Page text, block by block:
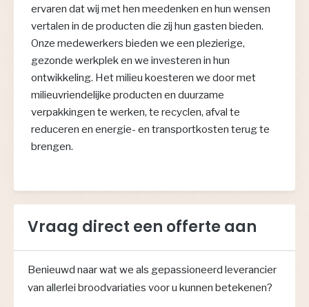
ervaren dat wij met hen meedenken en hun wensen
vertalen in de producten die zij hun gasten bieden.
Onze medewerkers bieden we een plezierige,
gezonde werkplek en we investeren in hun
ontwikkeling. Het milieu koesteren we door met
milieuvriendelijke producten en duurzame
verpakkingen te werken, te recyclen, afval te
reduceren en energie- en transportkosten terug te
brengen.
Vraag direct een offerte aan
Benieuwd naar wat we als gepassioneerd leverancier
van allerlei broodvariaties voor u kunnen betekenen?